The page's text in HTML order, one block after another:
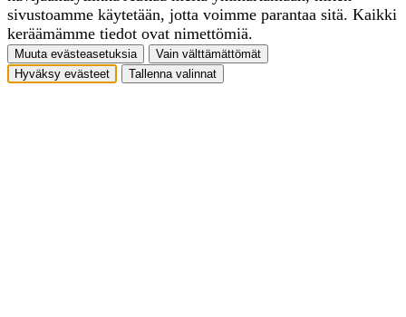
sivustoamme käytetään, jotta voimme parantaa sitä. Kaikki
keräämämme tiedot ovat nimettömiä.
Muuta evästeasetuksia
Vain välttämättömät
Hyväksy evästeet
Tallenna valinnat